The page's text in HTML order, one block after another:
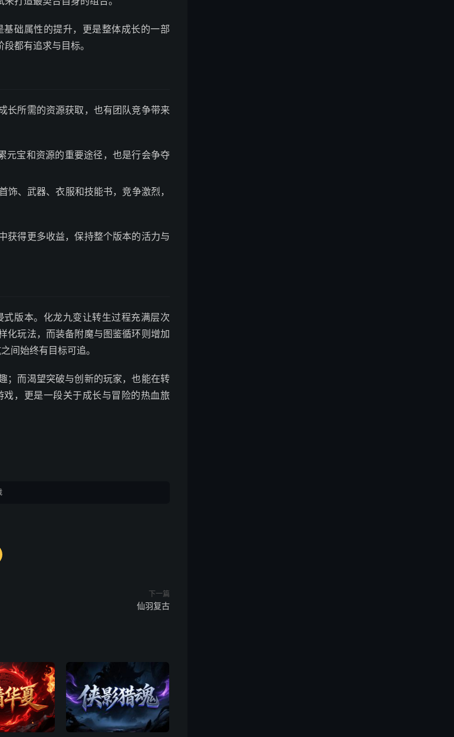
础属性的提升，更是整体成长的一部
都有追求与目标。
长所需的资源获取，也有团队竞争带来
元宝和资源的重要途径，也是行会争夺
、武器、衣服和技能书，竞争激烈，
获得更多收益，保持整个版本的活力与
版本。化龙九变让转生过程充满层次
化玩法，而装备附魔与图鉴循环则增加
间始终有目标可追。
；而渴望突破与创新的玩家，也能在转
，更是一段关于成长与冒险的热血旅
下一篇
仙羽复古